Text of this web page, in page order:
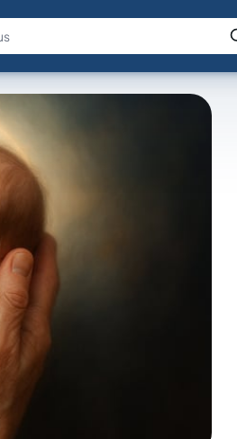
Fale com a IA Buscar no Jus